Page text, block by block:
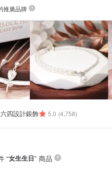
推廣品牌
四設計銀飾 5.0 (4,758)
“女生生日” 商品